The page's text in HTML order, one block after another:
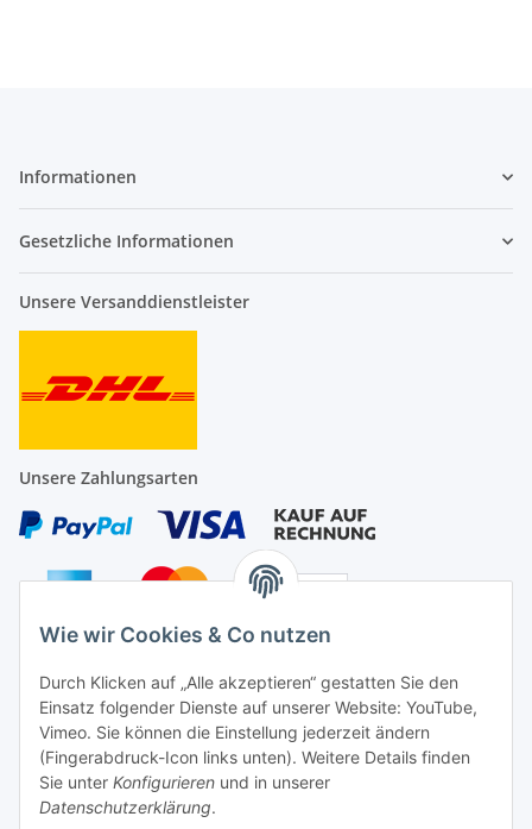
Wie wir Cookies & Co nutzen
Durch Klicken auf „Alle akzeptieren“ gestatten Sie den
Einsatz folgender Dienste auf unserer Website: YouTube,
Vimeo. Sie können die Einstellung jederzeit ändern
(Fingerabdruck-Icon links unten). Weitere Details finden
Sie unter Konfigurieren und in unserer
Datenschutzerklärung.
Informationen
Gesetzliche Informationen
Unsere Versanddienstleister
Unsere Zahlungsarten
Ein Partnershop der